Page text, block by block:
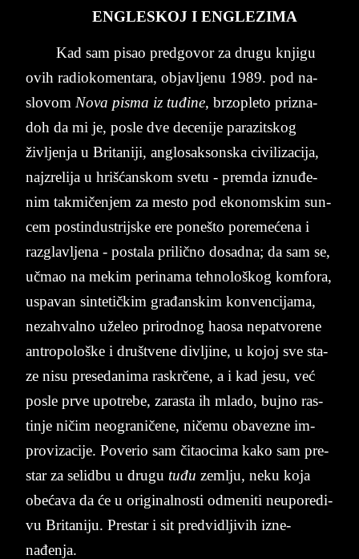
EN­GLE­SKOJ I EN­GLE­ZI­MA
Kad sam pi­sao pred­go­vor za dru­gu knji­gu
ovih ra­di­o­ko­men­ta­ra, ob­jav­lje­nu 1989. pod na­
slo­vom Nova pi­sma iz tuđine, br­zo­ple­to prizna­
doh da mi je, po­sle dve de­ce­ni­je pa­ra­zit­skog
življen­ja u Bri­ta­ni­ji, an­glo­sak­son­ska ci­vi­li­za­ci­ja,
naj­zre­li­ja u hrišćan­skom sve­tu - prem­da iz­nu­đe­
nim tak­mičen­jem za me­sto pod eko­nom­skim sun­
cem po­stin­dustrij­ske ere po­ne­što po­re­mećena i
razg­lav­lje­na - po­sta­la pri­lično do­sadna; da ­sam ­se,
učma­o­ na­ me­kim ­pe­ri­na­ma ­te­hnološkog ­kom­fora,
uspa­van sin­te­tičkim gra­đan­skim kon­ven­ci­ja­ma,
ne­za­hval­no uželeo pri­rod­nog ha­o­sa ne­pa­tvo­re­ne
an­tro­po­loške i dru­štve­ne div­lji­ne, u ko­joj sve sta­
ze nisu pre­se­da­ni­ma ras­krčene, a i kad je­su, već
po­sle prve upo­tre­be, za­ra­sta ih mla­do, buj­no ras­
tin­je ničim ne­o­graničene, ničemu oba­ve­zne im­
provi­za­ci­je. Po­ve­rio sam čita­o­ci­ma kako sam pre­
star za se­lid­bu u dru­gu tuđu zem­lju, neku koja
obećava da će u ori­gi­nal­no­sti od­me­ni­ti ne­u­po­re­di­
vu Bri­ta­ni­ju. Pre­star i sit pred­vi­dlji­vih iz­ne­
nađenja.